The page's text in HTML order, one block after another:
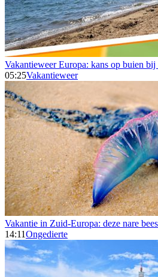
Vakantieweer Europa: kans op buien bij
05:25Vakantieweer
Vakantie in Zuid-Europa: deze nare
14:11Ongedierte